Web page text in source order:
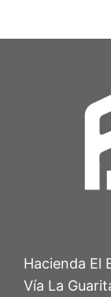
51)
Hacienda El
Vía La